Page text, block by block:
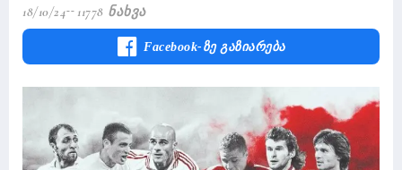
18/10/24 11778 Ნახვა
Facebook-Ზე Გაზიარება